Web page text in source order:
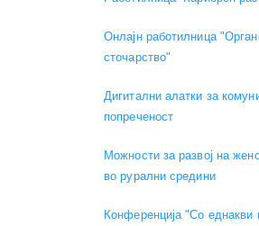
Онлајн работилница
сточарство"
Дигитални алатки за
попреченост
Можности за развој на
во рурални средини
Конференција "Со